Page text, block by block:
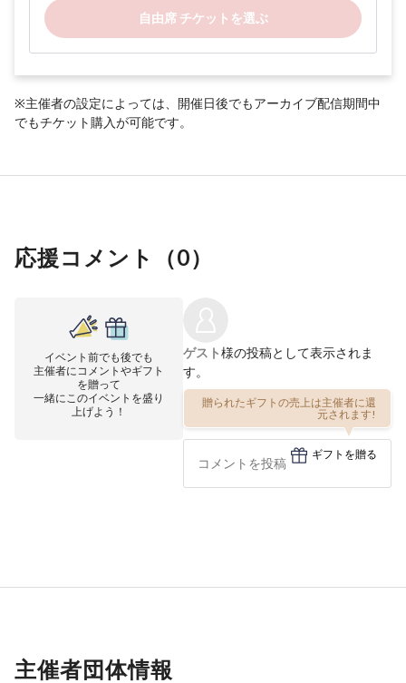
自由席 チケットを選ぶ
※主催者の設定によっては、開催日後でもアーカイブ配信期間中
でもチケット購入が可能です。
応援コメント（0）
イベント前でも後でも
主催者にコメントやギフト
を贈って
一緒にこのイベントを盛り
上げよう！
ゲスト様の投稿として表示されま
す。
贈られたギフトの売上は主催者に還
元されます!
ギフトを贈る
主催者団体情報